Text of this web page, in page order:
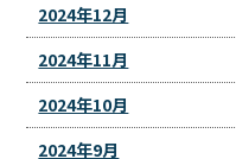
2024年12月
2024年11月
2024年10月
2024年9月